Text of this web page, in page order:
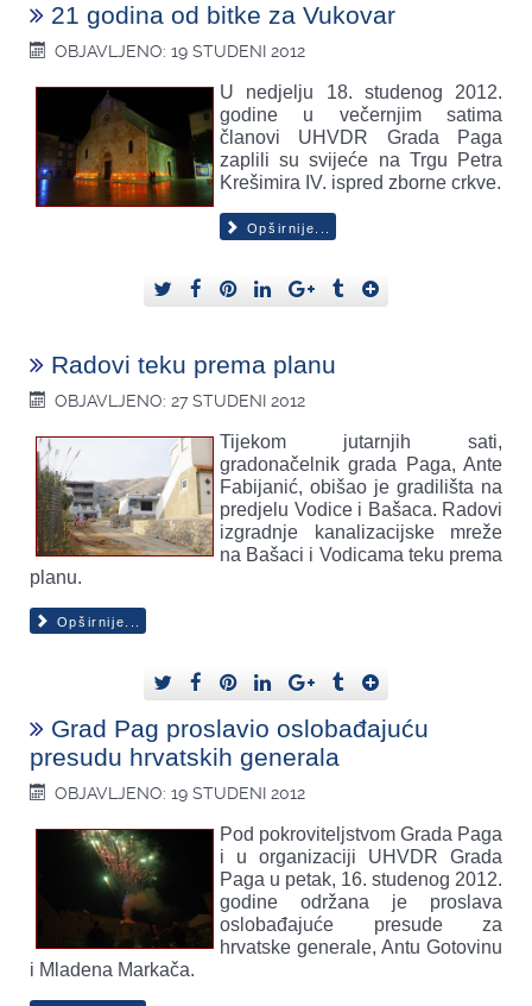
21 godina od bitke za Vukovar
OBJAVLJENO: 19 STUDENI 2012
U nedjelju 18. studenog 2012.
godine u večernjim satima
članovi UHVDR Grada Paga
zaplili su svijeće na Trgu Petra
Krešimira IV. ispred zborne crkve.
Opširnije...
Radovi teku prema planu
OBJAVLJENO: 27 STUDENI 2012
Tijekom jutarnjih sati,
gradonačelnik grada Paga, Ante
Fabijanić, obišao je gradilišta na
predjelu Vodice i Bašaca. Radovi
izgradnje kanalizacijske mreže
na Bašaci i Vodicama teku prema
planu.
Opširnije...
Grad Pag proslavio oslobađajuću
presudu hrvatskih generala
OBJAVLJENO: 19 STUDENI 2012
Pod pokroviteljstvom Grada Paga
i u organizaciji UHVDR Grada
Paga u petak, 16. studenog 2012.
godine održana je proslava
oslobađajuće presude za
hrvatske generale, Antu Gotovinu
i Mladena Markača.